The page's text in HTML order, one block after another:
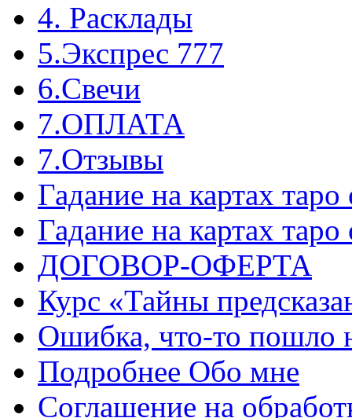
4. Расклады
5.Экспрес 777
6.Свечи
7.ОПЛАТА
7.Отзывы
Гадание на картах
Гадание на картах
ДОГОВОР-ОФЕРТА
Курс «Тайны
Ошибка, что-то пошло
Подробнее Обо мне
Соглашение на